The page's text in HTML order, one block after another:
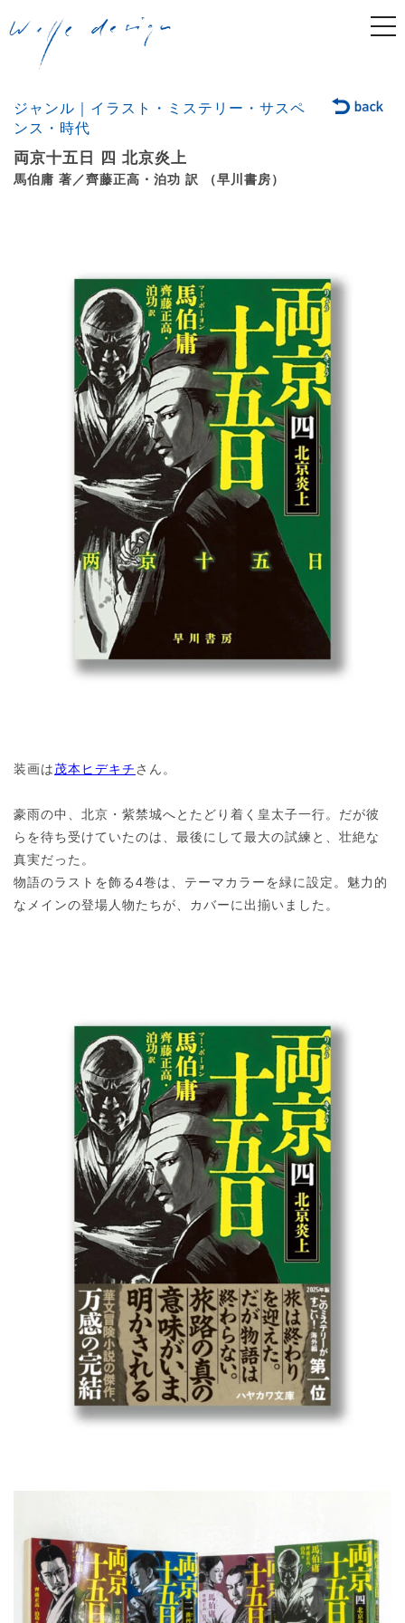
ジャンル｜イラスト・ミステリー・サスペ
ンス・時代
両京十五日 四 北京炎上
馬伯庸 著／齊藤正高・泊功 訳 （早川書房）
装画は茂本ヒデキチ さん。
豪雨の中、北京・紫禁城へとたどり着く皇太子一行。だが彼
らを待ち受けていたのは、最後にして最大の試練と、壮絶な
真実だった。
物語のラストを飾る4巻は、テーマカラーを緑に設定。魅力的
なメインの登場人物たちが、カバーに出揃いました。